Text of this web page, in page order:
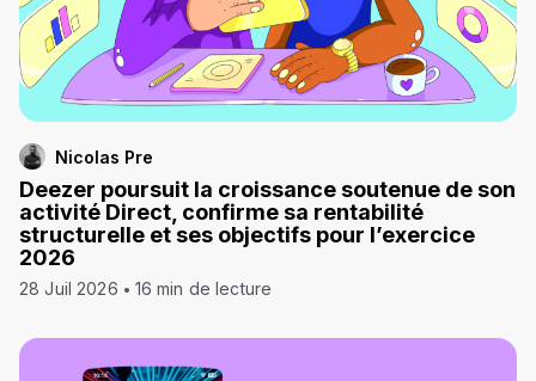
Nicolas Pre
Deezer poursuit la croissance soutenue de son
activité Direct, confirme sa rentabilité
structurelle et ses objectifs pour l’exercice
2026
28 Juil 2026 16 min de lecture